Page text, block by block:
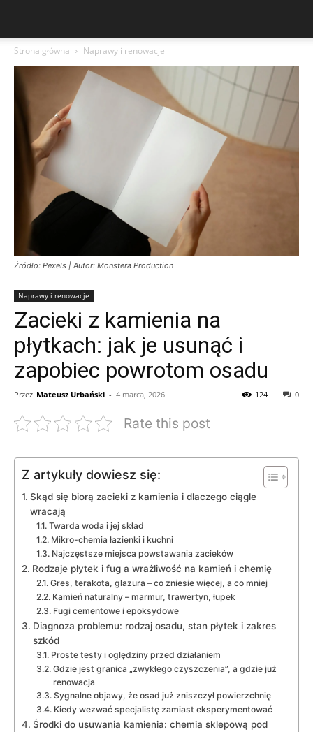
Strona główna Naprawy i renowacje
Źródło: Pexels | Autor: Monstera Production
Naprawy i renowacje
Zacieki z kamienia na
płytkach: jak je usunąć i
zapobiec powrotom osadu
Przez Mateusz Urbański - 4 marca, 2026 0
124
Rate this post
Z artykuły dowiesz się:
Skąd się biorą zacieki z kamienia i dlaczego ciągle
wracają
Twarda woda i jej skład
Mikro-chemia łazienki i kuchni
Najczęstsze miejsca powstawania zacieków
Rodzaje płytek i fug a wrażliwość na kamień i chemię
Gres, terakota, glazura – co zniesie więcej, a co mniej
Kamień naturalny – marmur, trawertyn, łupek
Fugi cementowe i epoksydowe
Diagnoza problemu: rodzaj osadu, stan płytek i zakres
szkód
Proste testy i oględziny przed działaniem
Gdzie jest granica „zwykłego czyszczenia”, a gdzie już
renowacja
Sygnalne objawy, że osad już zniszczył powierzchnię
Kiedy wezwać specjalistę zamiast eksperymentować
Środki do usuwania kamienia: chemia sklepową pod